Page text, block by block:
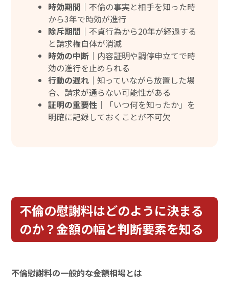
時効期間｜ 不倫の事実と相手を知った時
から3年で時効が進行
除斥期間｜ 不貞行為から20年が経過する
と請求権自体が消滅
時効の中断｜ 内容証明や調停申立てで時
効の進行を止められる
行動の遅れ｜知っていながら放置した場
合、請求が通らない可能性がある
証明の重要性｜
「いつ何を知ったか」を
明確に記録しておくことが不可欠
不倫の慰謝料はどのように決まる
のか？金額の幅と判断要素を知る
不倫慰謝料の一般的な金額相場とは